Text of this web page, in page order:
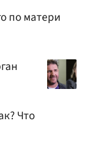
по матери
Что